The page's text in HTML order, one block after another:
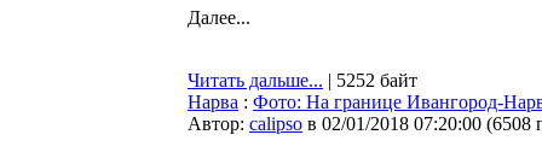
Далее...
Читать дальше... | 5252 байт
Нарва : Фото: На границе Ивангород-
Автор: calipso в 02/01/2018 07:20:00 (6508